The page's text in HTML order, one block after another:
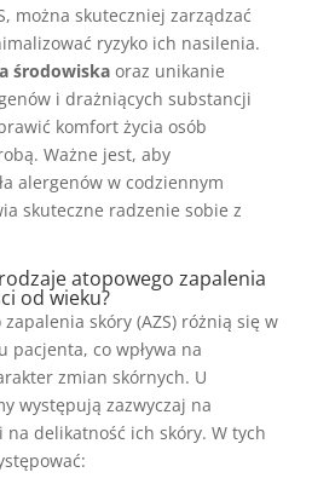
można skuteczniej zarządzać
ryzyko ich nasilenia.
środowiskaoraz unikanie
i drażniących substancji
komfort życia osób
Ważne jest, aby
alergenów w codziennym
skuteczne radzenie sobie z
atopowego zapalenia
od wieku?
skóry (AZS) różnią się w
pacjenta, co wpływa na
zmian skórnych. U
występują zazwyczaj na
na delikatność ich skóry. W tych